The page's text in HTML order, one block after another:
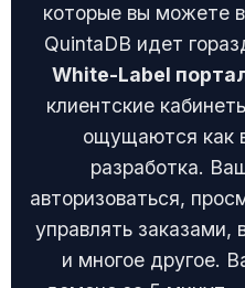
которые вы можете
QuintaDB идет
White-Label
клиентские
ощущаются как
разработка.
авторизоваться,
управлять заказами,
и многое другое.